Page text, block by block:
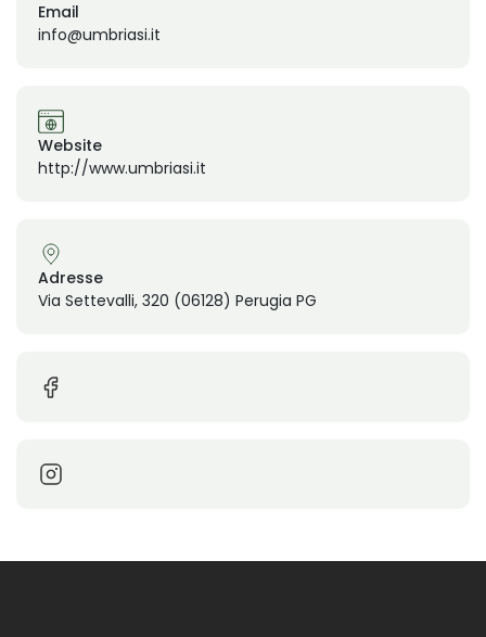
Email
info@umbriasi.it
Website
http://www.umbriasi.it
Adresse
Via Settevalli, 320 (06128) Perugia PG